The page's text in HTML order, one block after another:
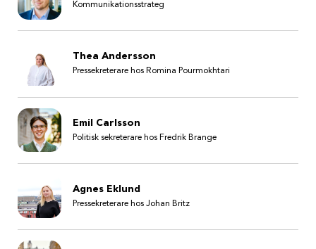
Kommunikationsstrateg
Thea Andersson
Pressekreterare hos Romina Pourmokhtari
Emil Carlsson
Politisk sekreterare hos Fredrik Brange
Agnes Eklund
Pressekreterare hos Johan Britz